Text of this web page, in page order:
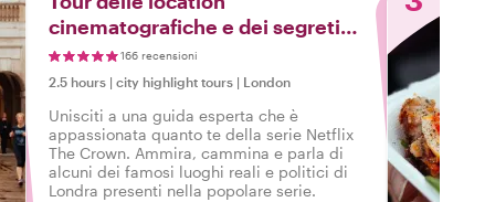
cinematografiche e dei segreti
reali della Corona
166 recensioni
2.5 hours | city highlight tours | London
Unisciti a una guida esperta che è
appassionata quanto te della serie Netflix
The Crown. Ammira, cammina e parla di
alcuni dei famosi luoghi reali e politici di
Londra presenti nella popolare serie.